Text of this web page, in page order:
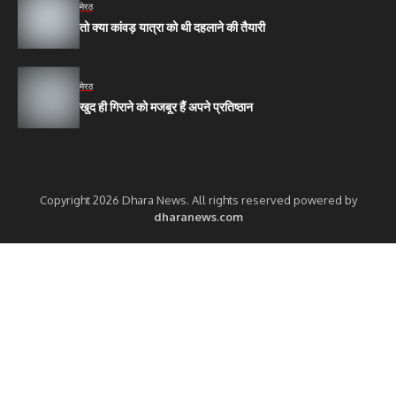
मेरठ
तो क्या कांवड़ यात्रा को थी दहलाने की तैयारी
मेरठ
खुद ही गिराने को मजबूर हैं अपने प्रतिष्ठान
Copyright 2026 Dhara News. All rights reserved powered by
dharanews.com